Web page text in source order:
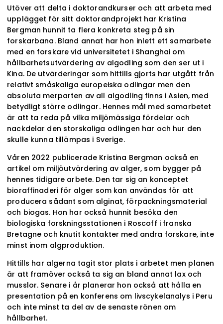
Utöver att delta i doktorandkurser och att arbeta med
upplägget för sitt doktorandprojekt har Kristina
Bergman hunnit ta flera konkreta steg på sin
forskarbana. Bland annat har hon inlett ett samarbete
med en forskare vid universitetet i Shanghai om
hållbarhetsutvärdering av algodling som den ser ut i
Kina. De utvärderingar som hittills gjorts har utgått från
relativt småskaliga europeiska odlingar men den
absoluta merparten av all algodling finns i Asien, med
betydligt större odlingar. Hennes mål med samarbetet
är att ta reda på vilka miljömässiga fördelar och
nackdelar den storskaliga odlingen har och hur den
skulle kunna tillämpas i Sverige.
Våren 2022 publicerade Kristina Bergman också en
artikel om miljöutvärdering av alger, som bygger på
hennes tidigare arbete. Den tar sig an konceptet
bioraffinaderi för alger som kan användas för att
producera sådant som alginat, förpackningsmaterial
och biogas. Hon har också hunnit besöka den
biologiska forskningsstationen i Roscoff i franska
Bretagne och knutit kontakter med andra forskare, inte
minst inom algproduktion.
Hittills har algerna tagit stor plats i arbetet men planen
är att framöver också ta sig an bland annat lax och
musslor. Senare i år planerar hon också att hålla en
presentation på en konferens om livscykelanalys i Peru
och inte minst ta del av de senaste rönen om
hållbarhet.